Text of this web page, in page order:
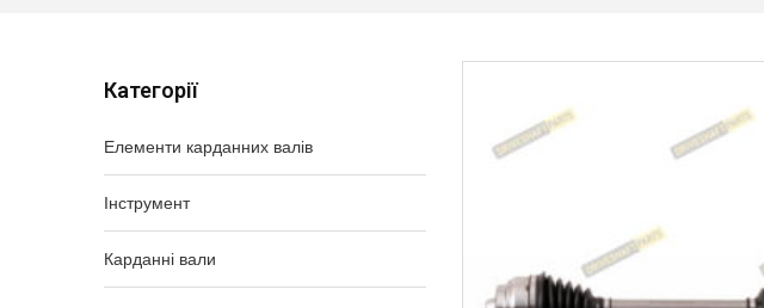
Категорії
Елементи карданних валів
Інструмент
Карданні вали